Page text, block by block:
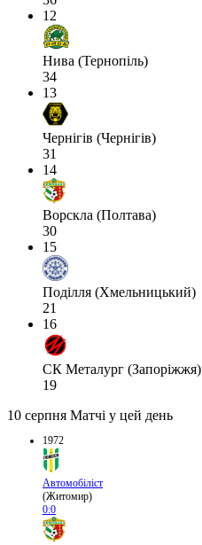
12
Нива (Тернопіль)
34
13
Чернігів (Чернігів)
31
14
Ворскла (Полтава)
30
15
Поділля (Хмельницький)
21
16
СК Металург (Запоріжжя)
19
10 серпня Матчі у цей день
1972
Автомобіліст
(Житомир)
0:0